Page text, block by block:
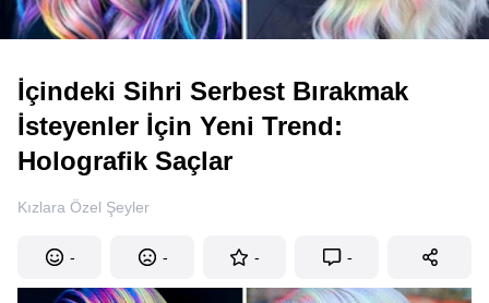
İçindeki Sihri Serbest Bırakmak
İsteyenler İçin Yeni Trend:
Holografik Saçlar
Kızlara Özel Şeyler
- - - -